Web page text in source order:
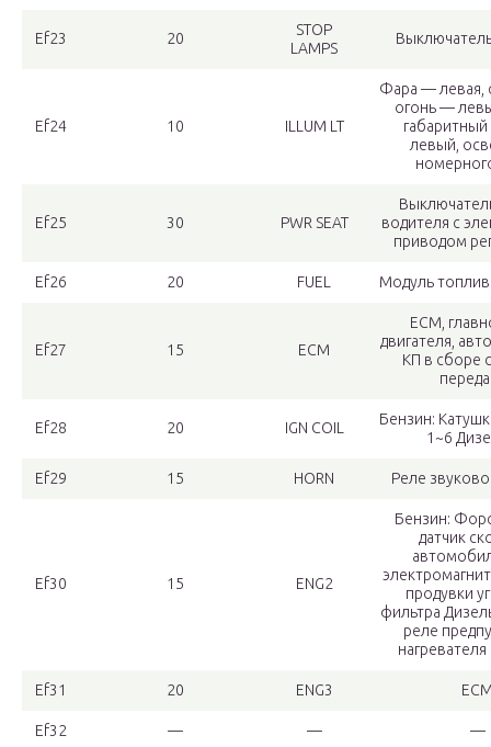
Ef23 20
STOP
LAMPS
Ef24 10 ILLUM LT
Фара — левая,
огонь —
левый,
Ef25 30 PWR SEAT
водителя с
приводом
Ef26 20 FUEL Модуль
Ef27 15 ECM
ECM,
двигателя,
КП в сборе
Ef28 20 IGN COIL
Бензин:
1~6
Ef29 15 HORN Реле
Ef30 15 ENG2
Бензин:
датчик
продувки
фильтра
реле
Ef31 20 ENG3
Ef32 — — —